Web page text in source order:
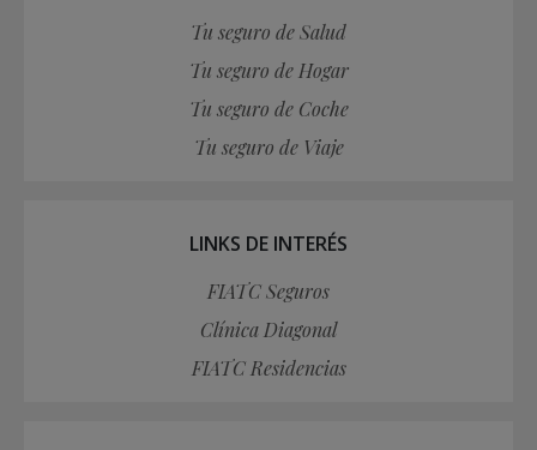
Tu seguro de Salud
Tu seguro de Hogar
Tu seguro de Coche
Tu seguro de Viaje
LINKS DE INTERÉS
FIATC Seguros
Clínica Diagonal
FIATC Residencias